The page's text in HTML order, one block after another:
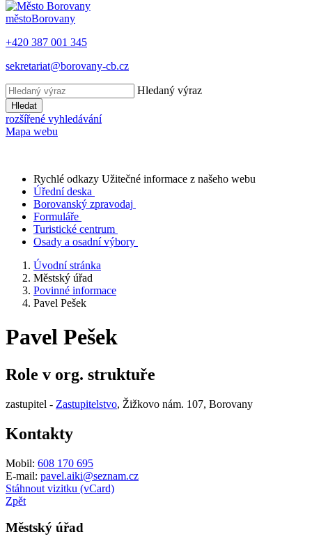
městoBorovany
+420 387 001 345
sekretariat@borovany-cb.cz
Hledaný výraz
Hledat
rozšířené vyhledávání
Mapa webu
Rychlé odkazy Užitečné informace z našeho webu
Úřední deska
Borovanský zpravodaj
Formuláře
Turistické centrum
Osady a osadní výbory
Úvodní stránka
Městský úřad
Povinné informace
Pavel Pešek
Pavel Pešek
Role v org. struktuře
zastupitel - Zastupitelstvo, Žižkovo nám. 107, Borovany
Kontakty
Mobil: 608 170 695
E-mail: pavel.aiki@seznam.cz
Stáhnout vizitku (vCard)
Zpět
Městský úřad